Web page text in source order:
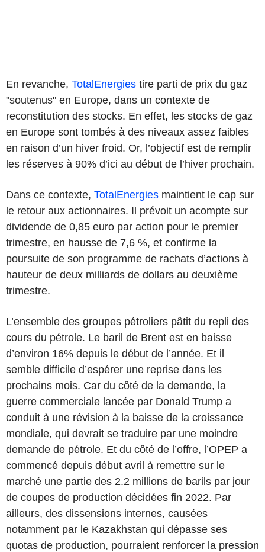
En revanche, TotalEnergies tire parti de prix du gaz
"soutenus" en Europe, dans un contexte de
reconstitution des stocks. En effet, les stocks de gaz
en Europe sont tombés à des niveaux assez faibles
en raison d’un hiver froid. Or, l’objectif est de remplir
les réserves à 90% d’ici au début de l’hiver prochain.
Dans ce contexte, TotalEnergies maintient le cap sur
le retour aux actionnaires. Il prévoit un acompte sur
dividende de 0,85 euro par action pour le premier
trimestre, en hausse de 7,6 %, et confirme la
poursuite de son programme de rachats d’actions à
hauteur de deux milliards de dollars au deuxième
trimestre.
L’ensemble des groupes pétroliers pâtit du repli des
cours du pétrole. Le baril de Brent est en baisse
d’environ 16% depuis le début de l’année. Et il
semble difficile d’espérer une reprise dans les
prochains mois. Car du côté de la demande, la
guerre commerciale lancée par Donald Trump a
conduit à une révision à la baisse de la croissance
mondiale, qui devrait se traduire par une moindre
demande de pétrole. Et du côté de l’offre, l’OPEP a
commencé depuis début avril à remettre sur le
marché une partie des 2.2 millions de barils par jour
de coupes de production décidées fin 2022. Par
ailleurs, des dissensions internes, causées
notamment par le Kazakhstan qui dépasse ses
quotas de production, pourraient renforcer la pression